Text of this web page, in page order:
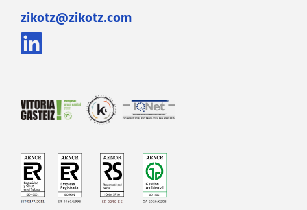
zikotz@zikotz.com
SR-0240-ES